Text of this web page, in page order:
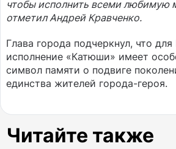
чтобы исполнить всеми
отметил Андрей Кравченко.
Глава города подчеркнул, что
исполнение «Катюши» имеет
символ памяти о подвиге
единства жителей города-героя.
Читайте также